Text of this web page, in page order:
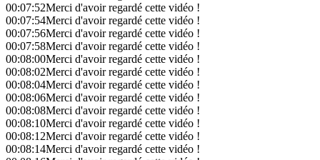
00:07:52Merci d'avoir regardé cette vidéo !
00:07:54Merci d'avoir regardé cette vidéo !
00:07:56Merci d'avoir regardé cette vidéo !
00:07:58Merci d'avoir regardé cette vidéo !
00:08:00Merci d'avoir regardé cette vidéo !
00:08:02Merci d'avoir regardé cette vidéo !
00:08:04Merci d'avoir regardé cette vidéo !
00:08:06Merci d'avoir regardé cette vidéo !
00:08:08Merci d'avoir regardé cette vidéo !
00:08:10Merci d'avoir regardé cette vidéo !
00:08:12Merci d'avoir regardé cette vidéo !
00:08:14Merci d'avoir regardé cette vidéo !